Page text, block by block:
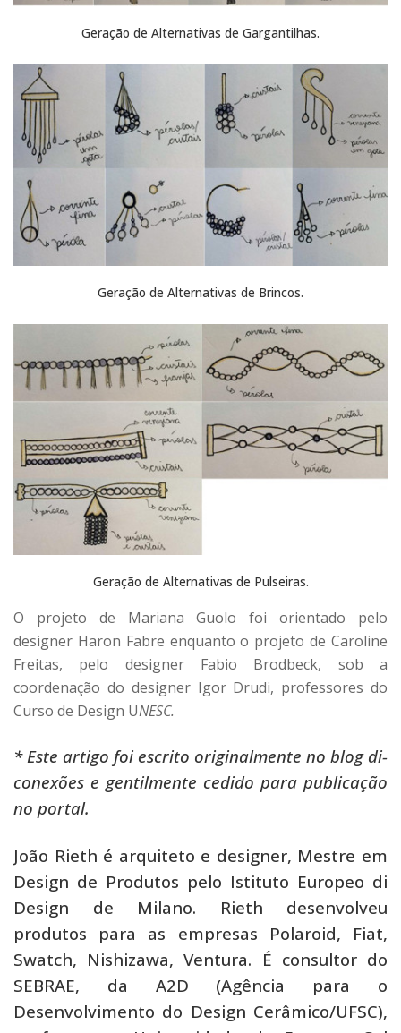
Geração de Alternativas de Gargantilhas.
Geração de Alternativas de Brincos.
Geração de Alternativas de Pulseiras.
O projeto de Mariana Guolo foi orientado pelo
designer Haron Fabre enquanto o projeto de Caroline
Freitas, pelo designer Fabio Brodbeck, sob a
coordenação do designer Igor Drudi, professores do
Curso de Design UNESC.
* Este artigo foi escrito originalmente no blog di-
conexões e gentilmente cedido para publicação
no portal.
João Rieth é arquiteto e designer, Mestre em
Design de Produtos pelo Istituto Europeo di
Design de Milano. Rieth desenvolveu
produtos para as empresas Polaroid, Fiat,
Swatch, Nishizawa, Ventura. É consultor do
SEBRAE, da A2D (Agência para o
Desenvolvimento do Design Cerâmico/UFSC),